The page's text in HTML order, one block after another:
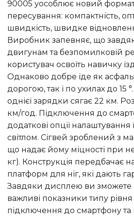
90005 уособлює новий формат
пересування: компактність,
швидкість, швидке
Виробник запевняє, що
двигунам та безпомилковій
користувач освоїть навичку
Однаково добре їде як
дорогою, так і по ухилах до 15
однієї зарядки сягає 22 км.
км/год. Підключення до
додаткові опції
світлом. Сігвей зроблений з
що надає йому міцності при
кг). Конструкція передбачає
платформ для ніг, які дають
Завдяки дисплею ви зможете
важливі показники типу
підключення до смартфону та